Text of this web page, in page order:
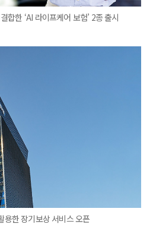
합한 ‘AI 라이프케어 보험’ 2종 출시
용한 장기보상 서비스 오픈